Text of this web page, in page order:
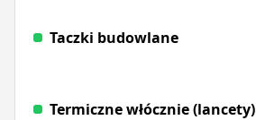
Taczki budowlane
Termiczne włócznie (lancety)